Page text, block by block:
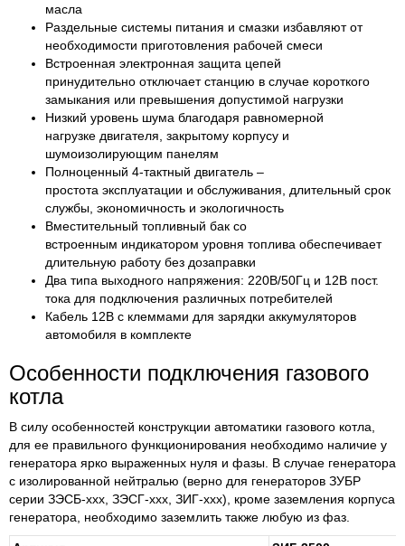
масла
Раздельные системы питания и смазки избавляют от
необходимости приготовления рабочей смеси
Встроенная электронная защита цепей
принудительно отключает станцию в случае короткого
замыкания или превышения допустимой нагрузки
Низкий уровень шума благодаря равномерной
нагрузке двигателя, закрытому корпусу и
шумоизолирующим панелям
Полноценный 4-тактный двигатель –
простота эксплуатации и обслуживания, длительный срок
службы, экономичность и экологичность
Вместительный топливный бак со
встроенным индикатором уровня топлива обеспечивает
длительную работу без дозаправки
Два типа выходного напряжения: 220В/50Гц и 12В пост.
тока для подключения различных потребителей
Кабель 12В с клеммами для зарядки аккумуляторов
автомобиля в комплекте
Особенности подключения газового
котла
В силу особенностей конструкции автоматики газового котла,
для ее правильного функционирования необходимо наличие у
генератора ярко выраженных нуля и фазы. В случае генератора
с изолированной нейтралью (верно для генераторов ЗУБР
серии ЗЭСБ-ххх, ЗЭСГ-ххх, ЗИГ-ххх), кроме заземления корпуса
генератора, необходимо заземлить также любую из фаз.